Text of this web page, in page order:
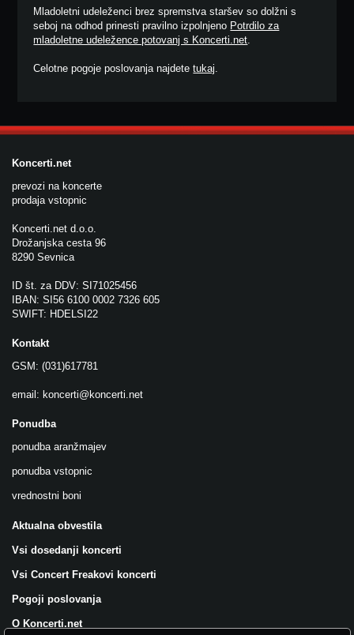
Mladoletni udeleženci brez spremstva staršev so dolžni s
seboj na odhod prinesti pravilno izpolnjeno Potrdilo za
mladoletne udeležence potovanj s Koncerti.net.
Celotne pogoje poslovanja najdetetukaj.
Koncerti.net
prevozi na koncerte
prodaja vstopnic
Koncerti.net d.o.o.
Drožanjska cesta 96
8290 Sevnica
ID št. za DDV: SI71025456
IBAN: SI56 6100 0002 7326 605
SWIFT: HDELSI22
Kontakt
GSM: (031)617781
email: koncerti@koncerti.net
Ponudba
ponudba aranžmajev
ponudba vstopnic
vrednostni boni
Aktualna obvestila
Vsi dosedanji koncerti
Vsi Concert Freakovi koncerti
Pogoji poslovanja
O Koncerti.net